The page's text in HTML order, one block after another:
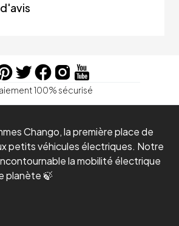
100% sécurisé
Chango, la première place de
petits véhicules électriques. Notre
la mobilité électrique
planète 🍃